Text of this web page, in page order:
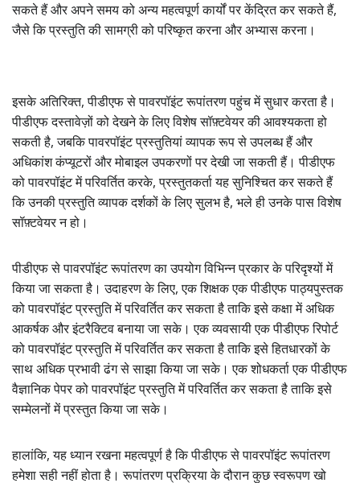
सकते हैं और अपने समय को अन्य महत्वपूर्ण कार्यों पर केंद्रित कर सकते हैं,
जैसे कि प्रस्तुति की सामग्री को परिष्कृत करना और अभ्यास करना।
इसके अतिरिक्त, पीडीएफ से पावरपॉइंट रूपांतरण पहुंच में सुधार करता है।
पीडीएफ दस्तावेज़ों को देखने के लिए विशेष सॉफ़्टवेयर की आवश्यकता हो
सकती है, जबकि पावरपॉइंट प्रस्तुतियां व्यापक रूप से उपलब्ध हैं और
अधिकांश कंप्यूटरों और मोबाइल उपकरणों पर देखी जा सकती हैं। पीडीएफ
को पावरपॉइंट में परिवर्तित करके, प्रस्तुतकर्ता यह सुनिश्चित कर सकते हैं
कि उनकी प्रस्तुति व्यापक दर्शकों के लिए सुलभ है, भले ही उनके पास विशेष
सॉफ़्टवेयर न हो।
पीडीएफ से पावरपॉइंट रूपांतरण का उपयोग विभिन्न प्रकार के परिदृश्यों में
किया जा सकता है। उदाहरण के लिए, एक शिक्षक एक पीडीएफ पाठ्यपुस्तक
को पावरपॉइंट प्रस्तुति में परिवर्तित कर सकता है ताकि इसे कक्षा में अधिक
आकर्षक और इंटरैक्टिव बनाया जा सके। एक व्यवसायी एक पीडीएफ रिपोर्ट
को पावरपॉइंट प्रस्तुति में परिवर्तित कर सकता है ताकि इसे हितधारकों के
साथ अधिक प्रभावी ढंग से साझा किया जा सके। एक शोधकर्ता एक पीडीएफ
वैज्ञानिक पेपर को पावरपॉइंट प्रस्तुति में परिवर्तित कर सकता है ताकि इसे
सम्मेलनों में प्रस्तुत किया जा सके।
हालांकि, यह ध्यान रखना महत्वपूर्ण है कि पीडीएफ से पावरपॉइंट रूपांतरण
हमेशा सही नहीं होता है। रूपांतरण प्रक्रिया के दौरान कुछ स्वरूपण खो